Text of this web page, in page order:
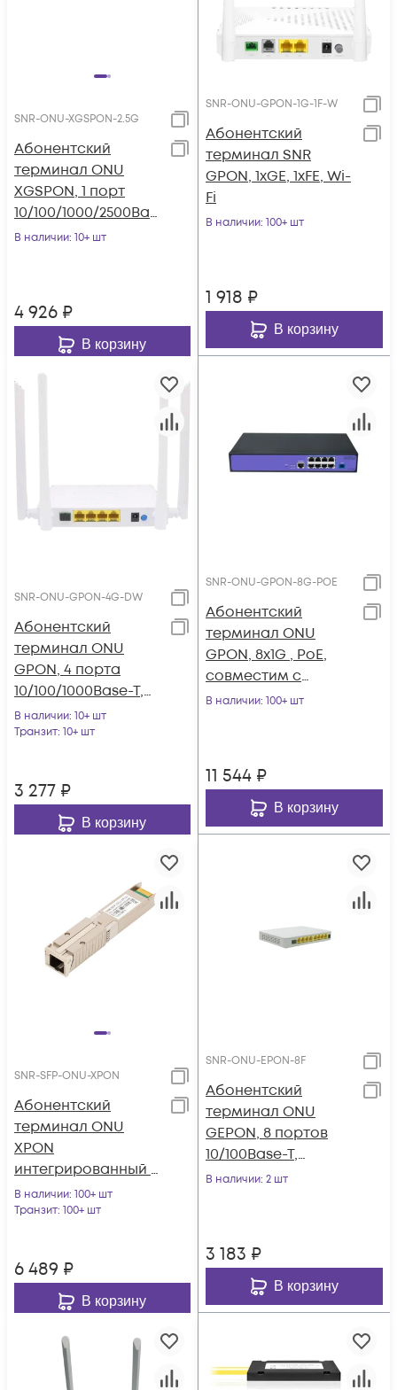
SNR-ONU-XGSPON-2.5G
Абонентский
терминал ONU
XGSPON, 1 порт
10/100/1000/2500Bas
e-T.
В наличии: 10+ шт
4 926 ₽
В корзину
SNR-ONU-GPON-1G-1F-W
Абонентский
терминал SNR
GPON, 1xGE, 1xFE, Wi-
Fi
В наличии: 100+ шт
1 918 ₽
В корзину
SNR-ONU-GPON-4G-DW
Абонентский
терминал ONU
GPON, 4 порта
10/100/1000Base-T,
WiFi 2.4/5
В наличии: 10+ шт
Транзит: 10+ шт
3 277 ₽
В корзину
SNR-ONU-GPON-8G-POE
Абонентский
терминал ONU
GPON, 8x1G , PoE,
совместим с
BDCOM
В наличии: 100+ шт
11 544 ₽
В корзину
SNR-SFP-ONU-XPON
Абонентский
терминал ONU
XPON
интегрированный в
SFP модуль
В наличии: 100+ шт
Транзит: 100+ шт
6 489 ₽
В корзину
SNR-ONU-EPON-8F
Абонентский
терминал ONU
GEPON, 8 портов
10/100Base-T,
совместим с
В наличии: 2 шт
3 183 ₽
В корзину